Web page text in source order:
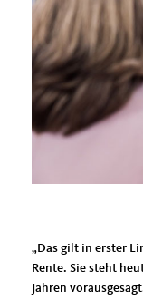
Das gilt in erster
Rente. Sie steht
Jahren